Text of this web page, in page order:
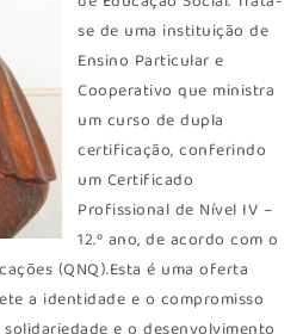
se de uma instituição de
Ensino Particular e
Cooperativo que ministra
um curso de dupla
certificação, conferindo
um Certificado
Profissional de Nível IV –
12.º ano, de acordo com o
(QNQ).Esta é uma oferta
a identidade e o compromisso